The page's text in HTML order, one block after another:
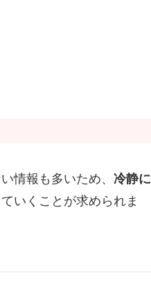
情報も多いため、 冷静に
いくことが求められま